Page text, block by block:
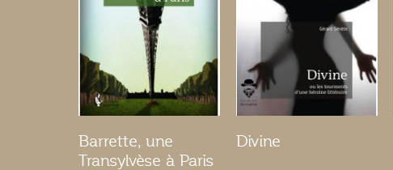
Barrette, une
Transylvèse à Paris
Divine